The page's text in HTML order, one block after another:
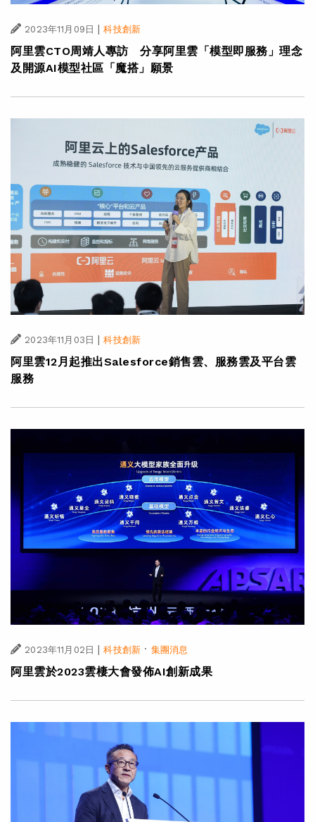
2023年11月09日 | 科技創新
阿里雲CTO周靖人專訪 分享阿里雲「模型即服務」理念
及開源AI模型社區「魔搭」願景
2023年11月03日 | 科技創新
阿里雲12月起推出Salesforce銷售雲、服務雲及平台雲
服務
2023年11月02日 | 科技創新 · 集團消息
阿里雲於2023雲棲大會發佈AI創新成果